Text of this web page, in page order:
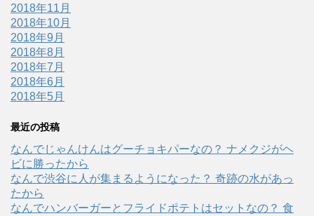
2018年11月
2018年10月
2018年9月
2018年8月
2018年7月
2018年6月
2018年5月
最近の投稿
なんでじゃんけんはグーチョキパーなの？ ナメクジがヘ
ビに勝ったから
なんで渋谷に人が集まるようになった？ 奇跡の水があっ
たから
なんでハンバーガーとフライドポテトはセットなの？ 食